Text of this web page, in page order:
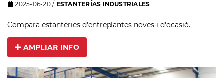
2025-06-20/ ESTANTERÍAS INDUSTRIALES
Compara estanteries d'entreplantes noves i d'ocasió.
AMPLIAR INFO